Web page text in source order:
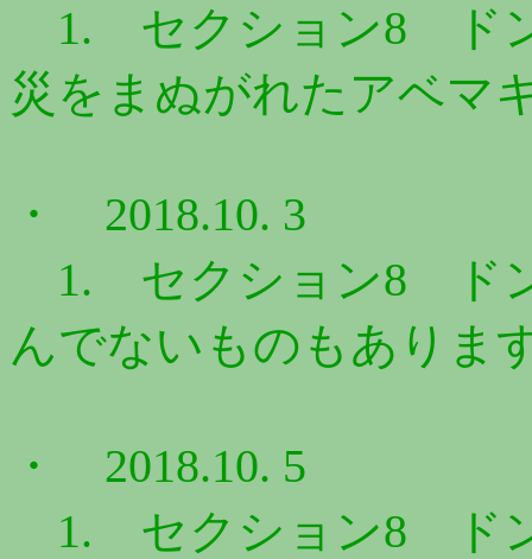
1. セクション8 ドン
災をまぬがれたアベマ
・ 2018.10. 3
1. セクション8 ドン
んでないものもありま
・ 2018.10. 5
1. セクション8 ドン